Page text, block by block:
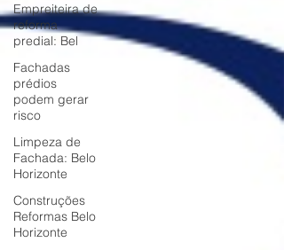
Empreiteira de
reforma
predial: Bel
Fachadas
prédios
podem gerar
risco
Limpeza de
Fachada: Belo
Horizonte
Construções
Reformas Belo
Horizonte